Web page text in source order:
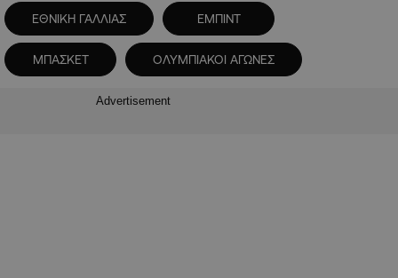
ΕΘΝΙΚΗ ΓΑΛΛΙΑΣ ΕΜΠΙΝΤ
ΜΠΑΣΚΕΤ ΟΛΥΜΠΙΑΚΟΙ ΑΓΩΝΕΣ
Advertisement